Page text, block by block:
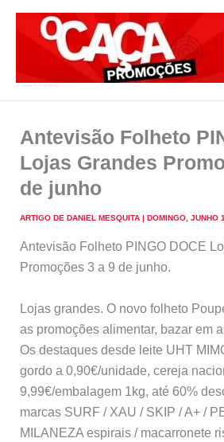
Antevisão Folheto
Lojas Grandes
de junho
ARTIGO DE DANIEL MESQUITA | DOMINGO, JUNHO
Antevisão Folheto PINGO DOCE
Promoções 3 a 9 de junho.
Lojas grandes. O novo folheto
as promoções alimentar, bazar em
Os destaques desde leite UHT
gordo a 0,90€/unidade, cereja
9,99€/embalagem 1kg, até 60%
marcas SURF / XAU / SKIP / A+ /
MILANEZA espirais / macarronete